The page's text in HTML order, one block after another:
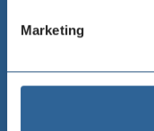
Marketing
Telefoon